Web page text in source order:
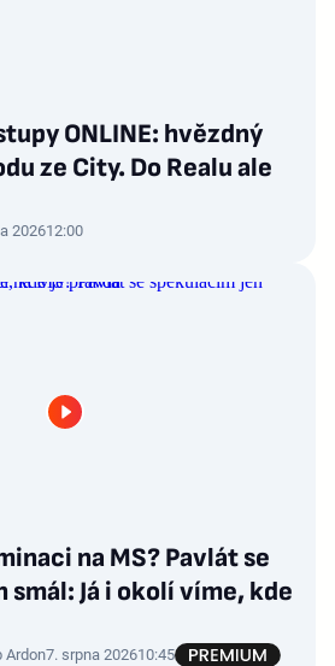
ONLINE: hvězdný
ze City. Do Realu ale
202612:00
na MS? Pavlát se
smál: Já i okolí víme, kde
Ardon7. srpna 202610:45